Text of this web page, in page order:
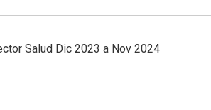
Salud Dic 2023 a Nov 2024